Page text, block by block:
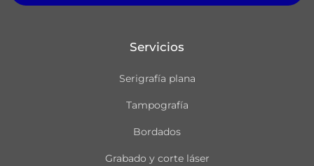
Servicios
Serigrafía plana
Tampografía
Bordados
Grabado y corte láser